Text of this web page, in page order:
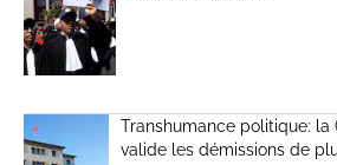
Transhumance politique:
valide les démissions de